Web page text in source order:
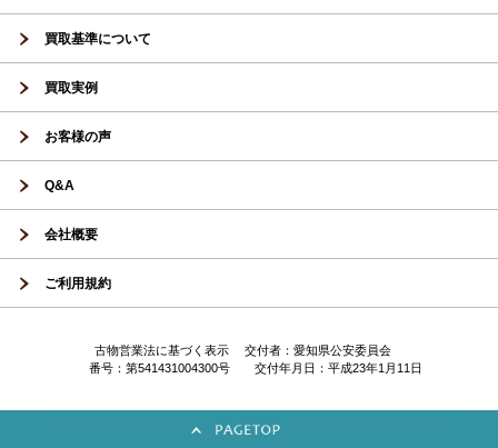
買取基準について
買取実例
お客様の声
Q&A
会社概要
ご利用規約
古物営業法に基づく表示 交付者：愛知県公安委員会
番号：第541431004300号 交付年月日：平成23年1月11日